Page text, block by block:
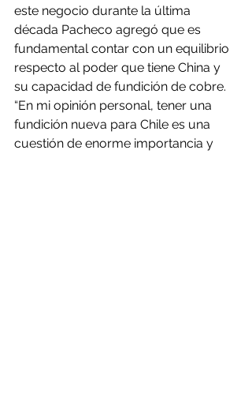
este negocio durante la última
década Pacheco agregó que es
fundamental contar con un equilibrio
respecto al poder que tiene China y
su capacidad de fundición de cobre.
“En mi opinión personal, tener una
fundición nueva para Chile es una
cuestión de enorme importancia y